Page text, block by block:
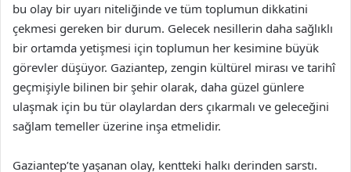
bu olay bir uyarı niteliğinde ve tüm toplumun dikkatini
çekmesi gereken bir durum. Gelecek nesillerin daha sağlıklı
bir ortamda yetişmesi için toplumun her kesimine büyük
görevler düşüyor. Gaziantep, zengin kültürel mirası ve tarihî
geçmişiyle bilinen bir şehir olarak, daha güzel günlere
ulaşmak için bu tür olaylardan ders çıkarmalı ve geleceğini
sağlam temeller üzerine inşa etmelidir.
Gaziantep’te yaşanan olay, kentteki halkı derinden sarstı.